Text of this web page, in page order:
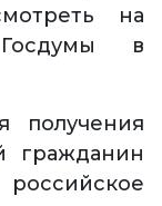
на
в
получения
гражданин